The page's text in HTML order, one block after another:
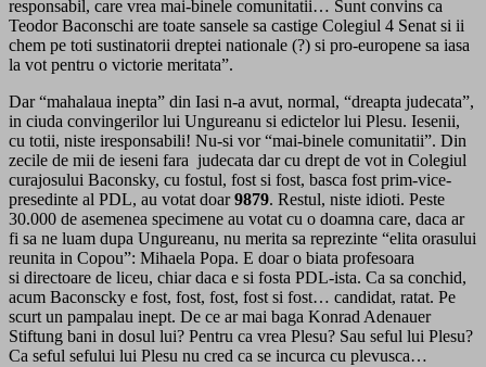
responsabil, care vrea mai-binele comunitatii… Sunt convins ca
Teodor Baconschi are toate sansele sa castige Colegiul 4 Senat si ii
chem pe toti sustinatorii dreptei nationale (?) si pro-europene sa iasa
la vot pentru o victorie meritata”.
Dar “mahalaua inepta” din Iasi n-a avut, normal, “dreapta judecata”,
in ciuda convingerilor lui Ungureanu si edictelor lui Plesu. Iesenii,
cu totii, niste iresponsabili! Nu-si vor “mai-binele comunitatii”. Din
zecile de mii de ieseni fara judecata dar cu drept de vot in Colegiul
curajosului Baconsky, cu fostul, fost si fost, basca fost prim-vice-
presedinte al PDL, au votat doar9879. Restul, niste idioti. Peste
30.000 de asemenea specimene au votat cu o doamna care, daca ar
fi sa ne luam dupa Ungureanu, nu merita sa reprezinte “elita orasului
reunita in Copou”: Mihaela Popa. E doar o biata profesoara
si directoare de liceu, chiar daca e si fosta PDL-ista. Ca sa conchid,
acum Baconscky e fost, fost, fost, fost si fost… candidat, ratat. Pe
scurt un pampalau inept. De ce ar mai baga Konrad Adenauer
Stiftung bani in dosul lui? Pentru ca vrea Plesu? Sau seful lui Plesu?
Ca seful sefului lui Plesu nu cred ca se incurca cu plevusca…